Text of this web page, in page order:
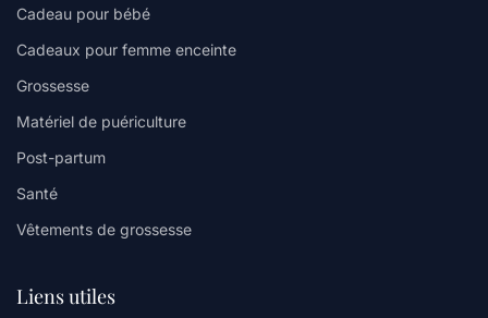
Cadeau pour bébé
Cadeaux pour femme enceinte
Grossesse
Matériel de puériculture
Post-partum
Santé
Vêtements de grossesse
Liens utiles